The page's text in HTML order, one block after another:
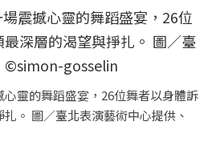
心靈的舞蹈盛宴，26位舞者以身體訴
。 圖／臺北表演藝術中心提供、